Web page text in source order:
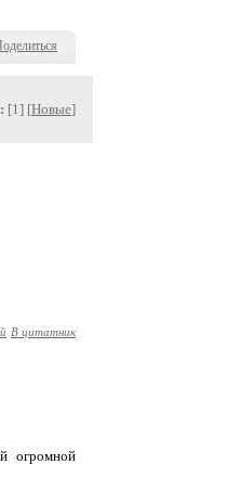
[1] [Новые]
В цитатник
огромной